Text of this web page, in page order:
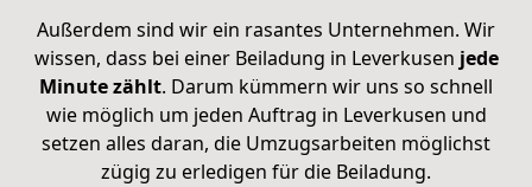
Außerdem sind wir ein rasantes Unternehmen. Wir
wissen, dass bei einer Beiladung in Leverkusen jede
Minute zählt. Darum kümmern wir uns so schnell
wie möglich um jeden Auftrag in Leverkusen und
setzen alles daran, die Umzugsarbeiten möglichst
zügig zu erledigen für die Beiladung.